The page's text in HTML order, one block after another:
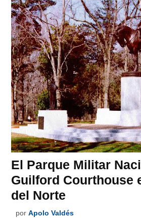
El Parque Militar
Guilford Courthouse
del Norte
por Apolo Valdés